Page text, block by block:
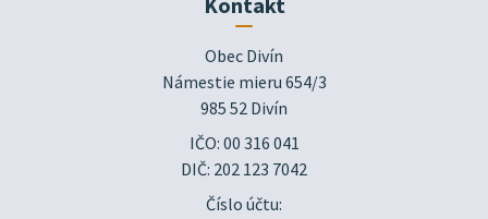
Obec Divín
Námestie mieru 654/3
985 52 Divín
IČO: 00 316 041
DIČ: 202 123 7042
Číslo účtu: